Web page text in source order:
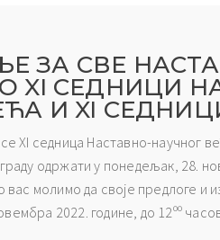
ЗА СВЕ
XI СЕДНИЦИ
И XI
XI седница Наставно-научног
одржати у понедељак, 28.
молимо да своје предлоге и
2022. године, до 12ºº